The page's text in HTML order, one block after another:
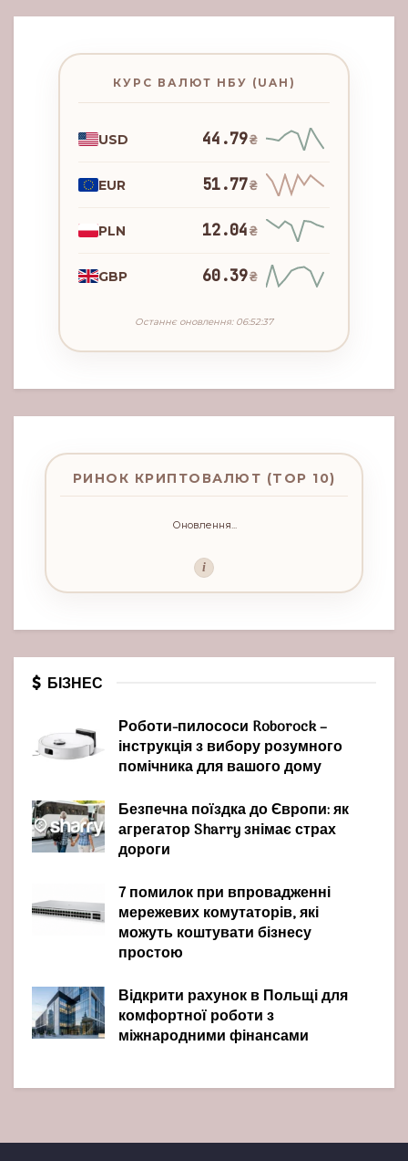
КУРС ВАЛЮТ НБУ (UAH)
USD 44.79₴
EUR 51.77₴
PLN 12.04₴
GBP 60.39₴
Останнє оновлення: 06:52:37
РИНОК КРИПТОВАЛЮТ (TOP 10)
Оновлення...
i
БІЗНЕС
Роботи-пилососи Roborock –
інструкція з вибору розумного
помічника для вашого дому
Безпечна поїздка до Європи: як
агрегатор Sharry знімає страх
дороги
7 помилок при впровадженні
мережевих комутаторів, які
можуть коштувати бізнесу
простою
Відкрити рахунок в Польщі для
комфортної роботи з
міжнародними фінансами